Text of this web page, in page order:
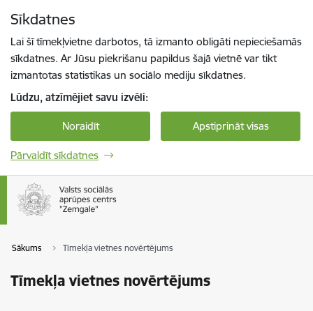
Sīkdatnes
Lai šī tīmekļvietne darbotos, tā izmanto obligāti nepieciešamās
sīkdatnes. Ar Jūsu piekrišanu papildus šajā vietnē var tikt
izmantotas statistikas un sociālo mediju sīkdatnes.
Lūdzu, atzīmējiet savu izvēli:
Noraidīt Apstiprināt visas
Pārvaldīt sīkdatnes
Sākums Tīmekļa vietnes novērtējums
Tīmekļa vietnes novērtējums